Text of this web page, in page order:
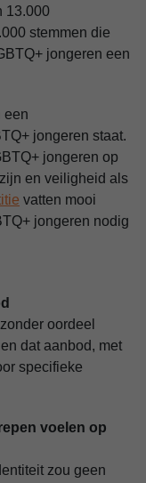
13.000
stemmen die
jongeren een
een
jongeren staat.
jongeren op
en veiligheid als
vatten mooi
jongeren nodig
oordeel
dat aanbod, met
specifieke
voelen op
zou geen